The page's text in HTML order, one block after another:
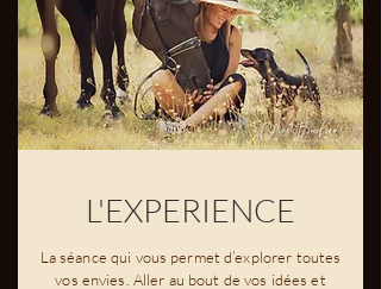
L'EXPERIENCE
La séance qui vous permet d’explorer toutes
vos envies. Aller au bout de vos idées et